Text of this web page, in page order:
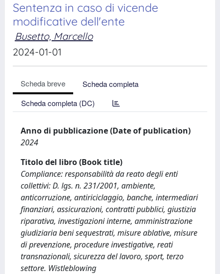
Sentenza in caso di vicende
modificative dell'ente
Busetto, Marcello
2024-01-01
Scheda breve
Scheda completa
Scheda completa (DC)
Anno di pubblicazione (Date of publication)
2024
Titolo del libro (Book title)
Compliance: responsabilità da reato degli enti
collettivi: D. lgs. n. 231/2001, ambiente,
anticorruzione, antiriciclaggio, banche, intermediari
finanziari, assicurazioni, contratti pubblici, giustizia
riparativa, investigazioni interne, amministrazione
giudiziaria beni sequestrati, misure ablative, misure
di prevenzione, procedure investigative, reati
transnazionali, sicurezza del lavoro, sport, terzo
settore. Wistleblowing